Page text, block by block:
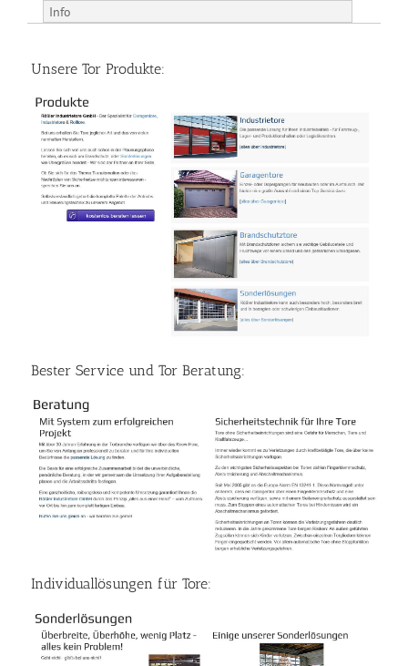
Info
Unsere Tor Produkte:
Bester Service und Tor Beratung:
Individuallösungen für Tore: